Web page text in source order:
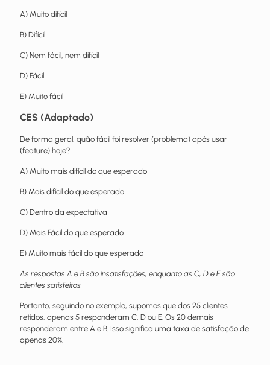
A) Muito difícil
B) Difícil
C) Nem fácil, nem difícil
D) Fácil
E) Muito fácil
CES (Adaptado)
De forma geral, quão fácil foi resolver (problema) após usar
(feature) hoje?
A) Muito mais difícil do que esperado
B) Mais difícil do que esperado
C) Dentro da expectativa
D) Mais Fácil do que esperado
E) Muito mais fácil do que esperado
As respostas A e B são insatisfações, enquanto as C, D e E são
clientes satisfeitos.
Portanto, seguindo no exemplo, supomos que dos 25 clientes
retidos, apenas 5 responderam C, D ou E. Os 20 demais
responderam entre A e B. Isso significa uma taxa de satisfação de
apenas 20%.